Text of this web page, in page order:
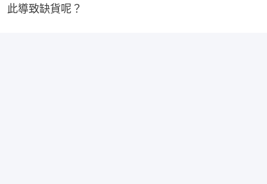
此導致缺貨呢？